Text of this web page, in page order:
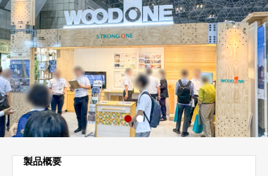
製品概要